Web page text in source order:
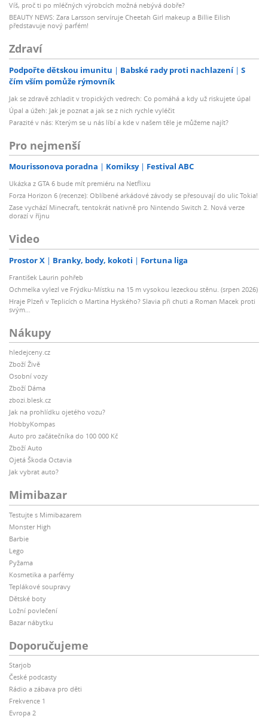
Víš, proč ti po mléčných výrobcích možná nebývá dobře?
BEAUTY NEWS: Zara Larsson servíruje Cheetah Girl makeup a Billie Eilish
představuje nový parfém!
Zdraví
Podpořte dětskou imunitu Babské rady proti nachlazení
S
čím vším pomůže rýmovník
Jak se zdravě zchladit v tropických vedrech: Co pomáhá a kdy už riskujete úpal
Úpal a úžeh: Jak je poznat a jak se z nich rychle vyléčit
Parazité v nás: Kterým se u nás líbí a kde v našem těle je můžeme najít?
Pro nejmenší
Mourissonova poradna Komiksy Festival ABC
Ukázka z GTA 6 bude mít premiéru na Netflixu
Forza Horizon 6 (recenze): Oblíbené arkádové závody se přesouvají do ulic Tokia!
Zase vychází Minecraft, tentokrát nativně pro Nintendo Switch 2. Nová verze
dorazí v říjnu
Video
Prostor X Branky, body, kokoti Fortuna liga
František Laurin pohřeb
Ochmelka vylezl ve Frýdku-Místku na 15 m vysokou lezeckou stěnu. (srpen 2026)
Hraje Plzeň v Teplicích o Martina Hyského? Slavia při chuti a Roman Macek proti
svým…
Nákupy
hledejceny.cz
Zboží Živě
Osobní vozy
Zboží Dáma
zbozi.blesk.cz
Jak na prohlídku ojetého vozu?
HobbyKompas
Auto pro začátečníka do 100 000 Kč
Zboží Auto
Ojetá Škoda Octavia
Jak vybrat auto?
Mimibazar
Testujte s Mimibazarem
Monster High
Barbie
Lego
Pyžama
Kosmetika a parfémy
Teplákové soupravy
Dětské boty
Ložní povlečení
Bazar nábytku
Doporučujeme
Starjob
České podcasty
Rádio a zábava pro děti
Frekvence 1
Evropa 2